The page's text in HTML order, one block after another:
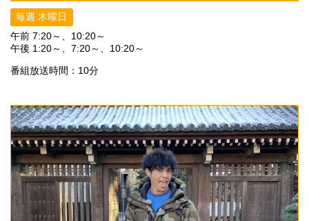
毎週 木曜日
午前 7:20～、10:20～
午後 1:20～、7:20～、10:20～
番組放送時間：10分